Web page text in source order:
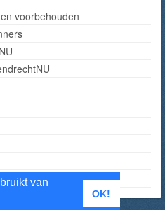
van
OK!
voorbehouden